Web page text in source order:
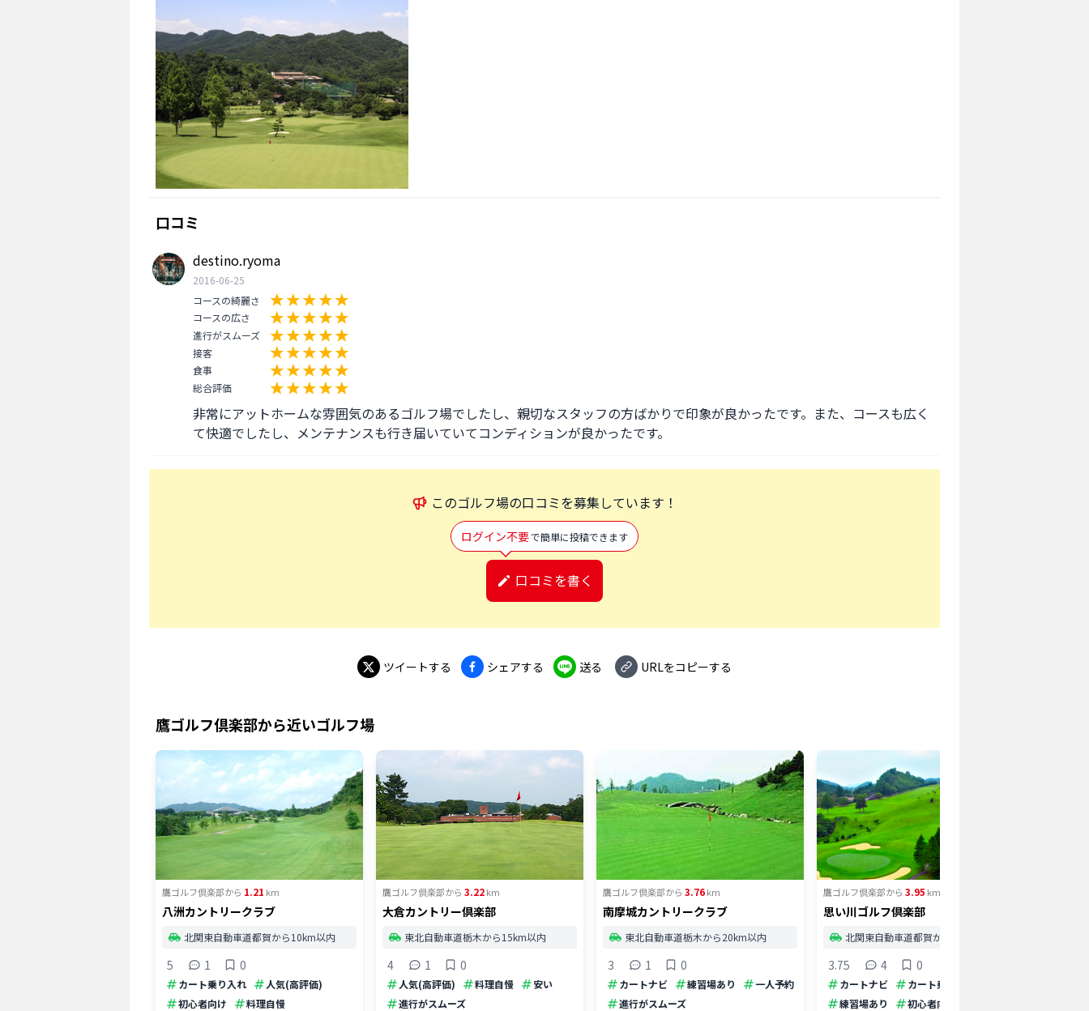
口コミ
destino.ryoma
2016-06-25
コースの綺麗さ
コースの広さ
進行がスムーズ
接客
食事
総合評価
非常にアットホームな雰囲気のあるゴルフ場でしたし、親切なスタッフの方ばかりで印象が良かったです。また、コースも広く
て快適でしたし、メンテナンスも行き届いていてコンディションが良かったです。
このゴルフ場の口コミを募集しています！
ログイン不要で簡単に投稿できます
口コミを書く
ツイートする シェアする 送る URLをコピーする
鷹ゴルフ倶楽部から近いゴルフ場
鷹ゴルフ倶楽部から 1.21 km
八洲カントリークラブ
北関東自動車道都賀から10km以内
5 1 0
カート乗り入れ
人気(高評価)
初心者向け
料理自慢
鷹ゴルフ倶楽部から 3.22km
大倉カントリー倶楽部
東北自動車道栃木から15km以内
4 1 0
人気(高評価) 料理自慢
安い
進行がスムーズ
鷹ゴルフ倶楽部から 3.76km
南摩城カントリークラブ
東北自動車道栃木から20km以内
3 1 0
カートナビ 練習場あり
一人予約
進行がスムーズ
鷹ゴルフ倶楽部から 3.95 km
思い川ゴルフ倶楽部
北関東自動車道都賀から15km以内
3.75 4 0
カートナビ
カート乗り入れ
練習場あり
初心者向け